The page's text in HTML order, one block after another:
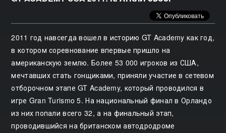
2011 год навсегда вошел в историю GT Academy как год,
в котором соревнование впервые пришло на
американскую землю. Более 53 000 игроков из США,
мечтавших стать гонщиками, приняли участие в сетевом
отборочном этапе GT Academy, который проводился в
игре Gran Turismo 5. На национальный финал в Орландо
из них попали всего 32, а на финальный этап,
проводившийся на британском автодродроме